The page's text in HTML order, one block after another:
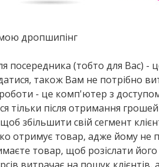
дропшипінг
посередника (тобто для Вас) -
також Вам не потрібно
- це комп'ютер з
тільки після отримання
збільшити свій сегмент
отримує товар, адже йому не
товар, щоб розіслати